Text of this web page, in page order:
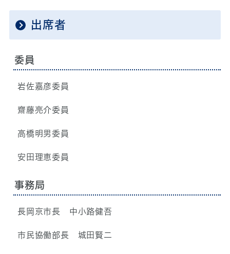
出席者
委員
岩佐嘉彦委員
齋藤亮介委員
高橋明男委員
安田理恵委員
事務局
長岡京市長 中小路健吾
市民協働部長 城田賢二